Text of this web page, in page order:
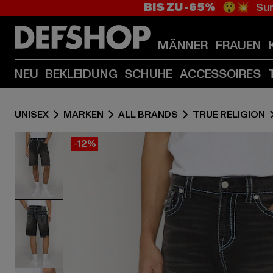
BIS ZU -65% 😲💥
MÄNNER FRAUEN
NEU BEKLEIDUNG SCHUHE ACCESSOIRES
UNISEX MARKEN ALL BRANDS TRUE RELIGION
-12%